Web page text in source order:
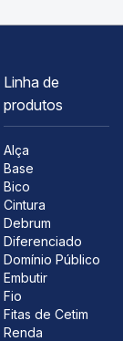
Linha de
produtos
Alça
Base
Bico
Cintura
Debrum
Diferenciado
Domínio Público
Embutir
Fio
Fitas de Cetim
Renda